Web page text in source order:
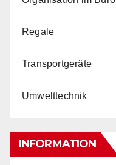
Regale
Transportgeräte
Umwelttechnik
INFORMATION